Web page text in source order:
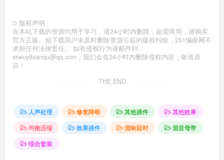
© 版权声明
在本站下载的资源均用于学习，请24小时内删除，如需商用，请购买
官方正版。如下载用户未及时删除资源引起的版权纠纷，251编曲网不
承担任何法律责任。 如有侵权行为请邮件到：
erwuyibianqu@qq.com，我们会在24小时内删除侵权内容，敬请原
谅！
THE END
人声处理 修复降噪 其他插件
其他效果
均衡压缩
效果插件 混响延时
混音母带
综合套装